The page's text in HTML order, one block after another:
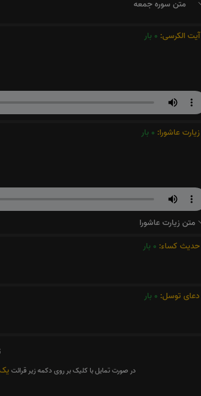
متن سوره جمعه
آیت الکرسی: 0 بار
زیارت عاشورا: 0 بار
متن زیارت عاشورا
حدیث کساء: 0 بار
دعای توسل: 0 بار
در صورت تمایل با کلیک بر روی دکمه زیر قرائت